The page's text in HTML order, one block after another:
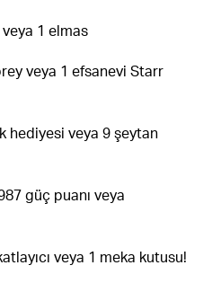
1 elmas
veya 1 efsanevi Starr
hediyesi veya 9 şeytan
güç puanı veya
veya 1 meka kutusu!